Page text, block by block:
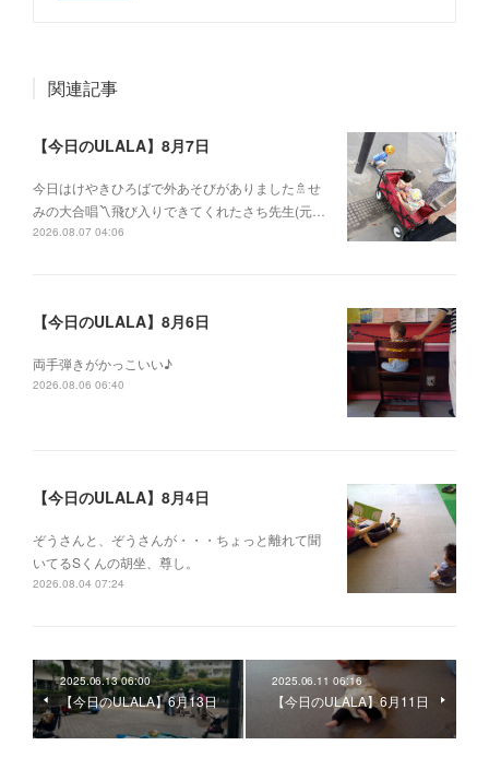
関連記事
【今日のULALA】8月7日
今日はけやきひろばで外あそびがありました🚿せ
みの大合唱〽飛び入りできてくれたさち先生(元…
2026.08.07 04:06
【今日のULALA】8月6日
両手弾きがかっこいい♪
2026.08.06 06:40
【今日のULALA】8月4日
ぞうさんと、ぞうさんが・・・ちょっと離れて聞
いてるSくんの胡坐、尊し。
2026.08.04 07:24
2025.06.13 06:00
【今日のULALA】6月13日
2025.06.11 06:16
【今日のULALA】6月11日